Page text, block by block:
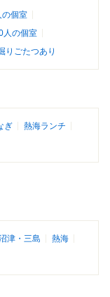
個室
人の個室
りごたつあり
ぎ
熱海ランチ
津・三島
熱海